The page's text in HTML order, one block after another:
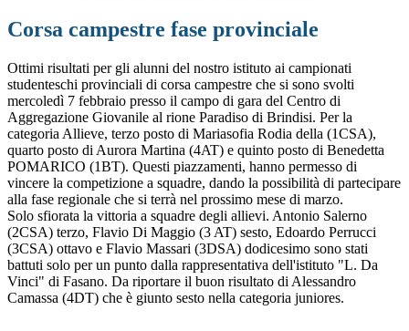
Corsa campestre fase provinciale
Ottimi risultati per gli alunni del nostro istituto ai campionati
studenteschi provinciali di corsa campestre che si sono svolti
mercoledì 7 febbraio presso il campo di gara del Centro di
Aggregazione Giovanile al rione Paradiso di Brindisi. Per la
categoria Allieve, terzo posto di Mariasofia Rodia della (1CSA),
quarto posto di Aurora Martina (4AT) e quinto posto di Benedetta
POMARICO (1BT). Questi piazzamenti, hanno permesso di
vincere la competizione a squadre, dando la possibilità di partecipare
alla fase regionale che si terrà nel prossimo mese di marzo.
Solo sfiorata la vittoria a squadre degli allievi. Antonio Salerno
(2CSA) terzo, Flavio Di Maggio (3 AT) sesto, Edoardo Perrucci
(3CSA) ottavo e Flavio Massari (3DSA) dodicesimo sono stati
battuti solo per un punto dalla rappresentativa dell'istituto "L. Da
Vinci" di Fasano. Da riportare il buon risultato di Alessandro
Camassa (4DT) che è giunto sesto nella categoria juniores.